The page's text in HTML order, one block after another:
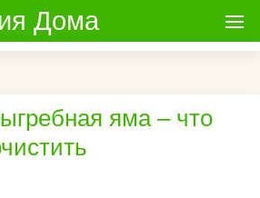
Дома
яма – что